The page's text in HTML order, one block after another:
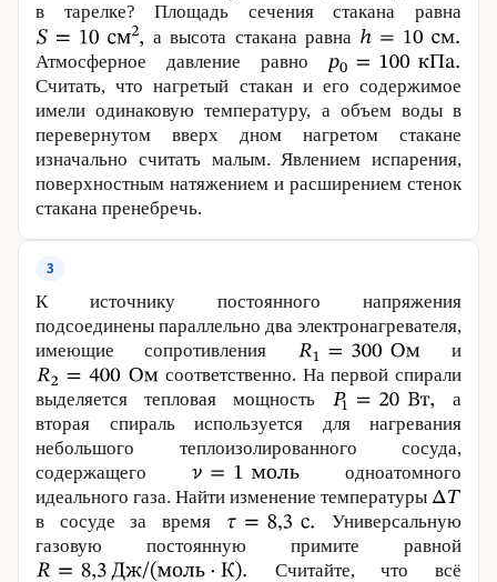
в тарелке? Площадь сечения стакана равна
а высота стакана равна
Атмосферное давление равно
Считать, что нагретый стакан и его содержимое
имели одинаковую температуру, а объем воды в
перевернутом вверх дном нагретом стакане
изначально считать малым. Явлением испарения,
поверхностным натяжением и расширением стенок
стакана пренебречь.
3
К источнику постоянного напряжения
подсоединены параллельно два электронагревателя,
имеющие сопротивления
и
соответственно. На первой спирали
выделяется тепловая мощность
а
вторая спираль используется для нагревания
небольшого теплоизолированного сосуда,
содержащего
одноатомного
идеального газа. Найти изменение температуры
в сосуде за время
Универсальную
газовую постоянную примите равной
Считайте, что всё